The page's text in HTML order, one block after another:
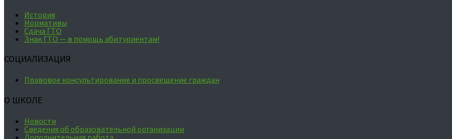
История
Нормативы
Сдача ГТО
Знак ГТО — в помощь абитуриентам!
СОЦИАЛИЗАЦИЯ
Правовое консультирование и просвещение граждан
О ШКОЛЕ
Новости
Сведения об образовательной организации